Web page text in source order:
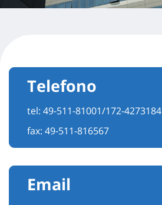
Telefono
tel: 49-511-81001/172-4273184
fax: 49-511-816567
Email